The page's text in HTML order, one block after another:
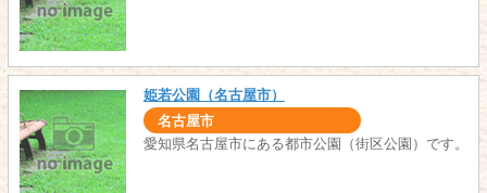
姫若公園（名古屋市）
名古屋市
愛知県名古屋市にある都市公園（街区公園）です。